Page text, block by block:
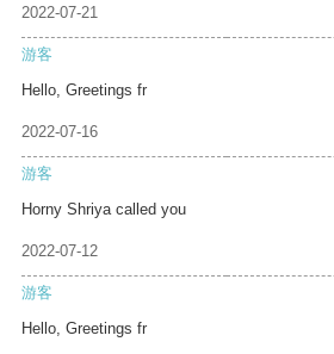
2022-07-21
游客
Hello, Greetings fr
2022-07-16
游客
Horny Shriya called you
2022-07-12
游客
Hello, Greetings fr